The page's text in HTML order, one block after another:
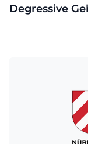
Degressive